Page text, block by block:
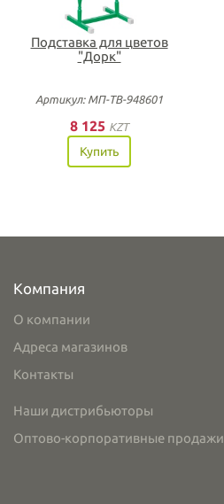
Подставка для цветов
"Дорк"
Артикул: МП-ТВ-948601
8 125 KZT
Купить
Компания
О компании
Адреса магазинов
Контакты
Наши дистрибьюторы
Оптово-корпоративные продажи